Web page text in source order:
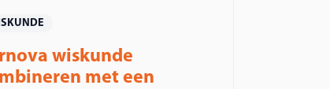
wiskunde
met een